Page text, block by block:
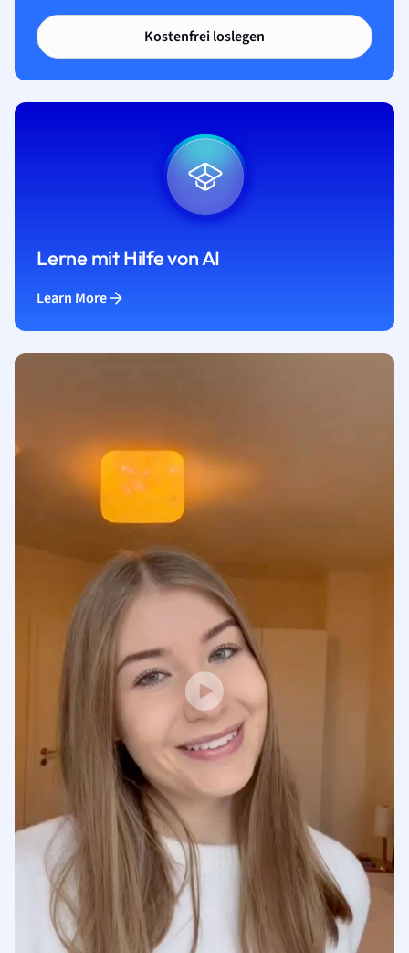
Kostenfrei loslegen
Lerne mit Hilfe von AI
Learn More